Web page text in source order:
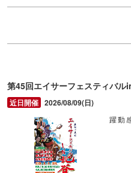
第45回エイサーフェスティバル
2026/08/09(日)
躍動